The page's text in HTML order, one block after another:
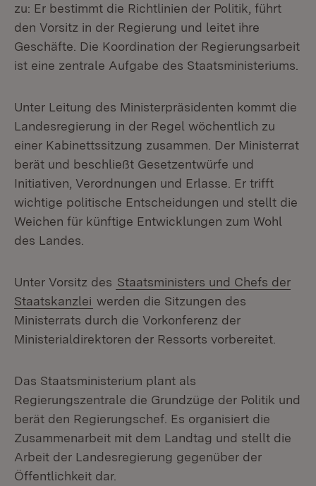
zu: Er bestimmt die Richtlinien der Politik, führt
den Vorsitz in der Regierung und leitet ihre
Geschäfte. Die Koordination der Regierungsarbeit
ist eine zentrale Aufgabe des Staatsministeriums.
Unter Leitung des Ministerpräsidenten kommt die
Landesregierung in der Regel wöchentlich zu
einer Kabinettssitzung zusammen. Der Ministerrat
berät und beschließt Gesetzentwürfe und
Initiativen, Verordnungen und Erlasse. Er trifft
wichtige politische Entscheidungen und stellt die
Weichen für künftige Entwicklungen zum Wohl
des Landes.
Unter Vorsitz des Staatsministers und Chefs der
Staatskanzlei werden die Sitzungen des
Ministerrats durch die Vorkonferenz der
Ministerialdirektoren der Ressorts vorbereitet.
Das Staatsministerium plant als
Regierungszentrale die Grundzüge der Politik und
berät den Regierungschef. Es organisiert die
Zusammenarbeit mit dem Landtag und stellt die
Arbeit der Landesregierung gegenüber der
Öffentlichkeit dar.